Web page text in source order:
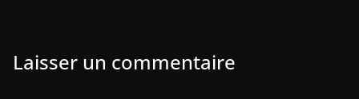
Laisser un commentaire